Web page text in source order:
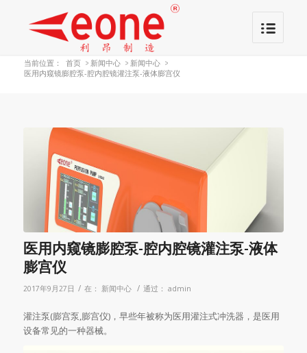
当前位置： 首页 > 新闻中心 > 新闻中心 >
医用内窥镜膨腔泵-腔内腔镜灌注泵-液体膨宫仪
医用内窥镜膨腔泵-腔内腔镜灌注泵-液体
膨宫仪
2017年9月27日 / 在： 新闻中心 / 通过： admin
灌注泵(膨宫泵,膨宫仪)，早些年被称为医用灌注式冲洗器，是医用
设备常见的一种器械。